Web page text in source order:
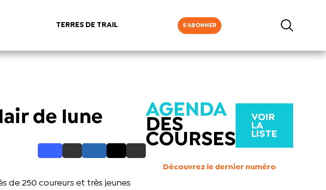
TERRES DE TRAIL S'ABONNER
de lune
de 250 coureurs et très jeunes
AGENDA
DES
COURSES
VOIR
LA
LISTE
Découvrez le dernier numéro